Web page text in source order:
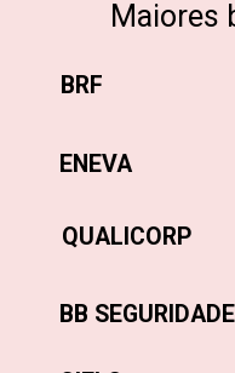
Maiores
BRF
ENEVA
QUALICORP
BB SEGURIDADE